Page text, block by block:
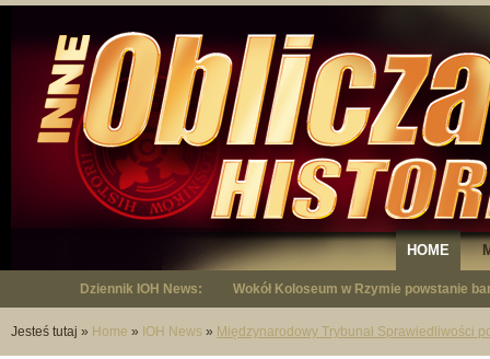
HOME
Dziennik IOH News: Wokół Koloseum w Rzymie powstanie
"Niepodległy - opowieść o Januszu
Jesteś tutaj » Home » IOH News » Międzynarodowy Trybunał Sprawiedliwości